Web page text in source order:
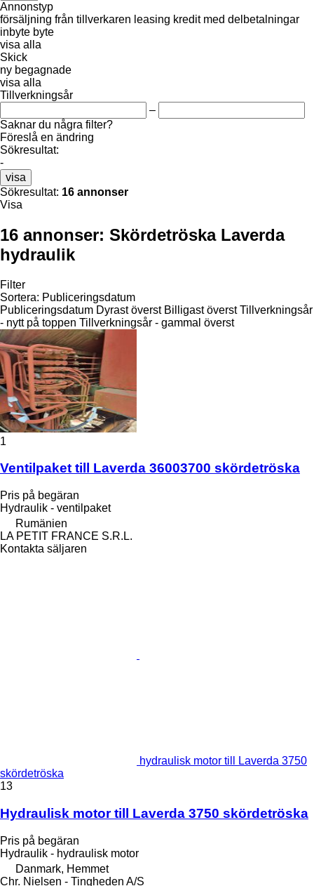
Annonstyp
försäljning från tillverkaren leasing kredit med delbetalningar
inbyte byte
visa alla
Skick
ny begagnade
visa alla
Tillverkningsår
–
Saknar du några filter?
Föreslå en ändring
Sökresultat:
-
visa
Sökresultat: 16 annonser
Visa
16 annonser: Skördetröska Laverda
hydraulik
Filter
Sortera: Publiceringsdatum
Publiceringsdatum Dyrast överst Billigast överst Tillverkningsår
- nytt på toppen Tillverkningsår - gammal överst
1
Ventilpaket till Laverda 36003700 skördetröska
Pris på begäran
Hydraulik - ventilpaket
Rumänien
LA PETIT FRANCE S.R.L.
Kontakta säljaren
hydraulisk motor till Laverda 3750
skördetröska
13
Hydraulisk motor till Laverda 3750 skördetröska
Pris på begäran
Hydraulik - hydraulisk motor
Danmark, Hemmet
Chr. Nielsen - Tingheden A/S